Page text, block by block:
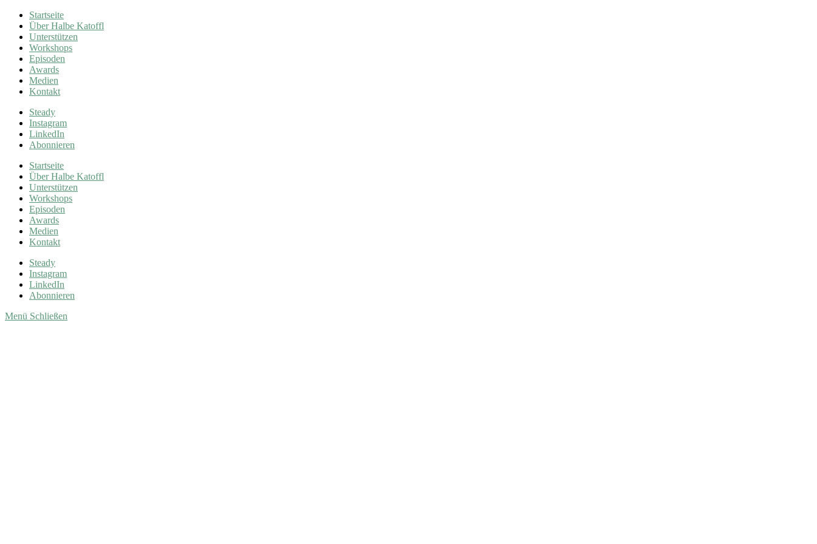
Startseite
Über Halbe Katoffl
Unterstützen
Workshops
Episoden
Awards
Medien
Kontakt
Steady
Instagram
LinkedIn
Abonnieren
Startseite
Über Halbe Katoffl
Unterstützen
Workshops
Episoden
Awards
Medien
Kontakt
Steady
Instagram
LinkedIn
Abonnieren
Menü Schließen